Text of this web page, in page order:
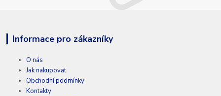
Informace pro zákazníky
O nás
Jak nakupovat
Obchodní podmínky
Kontakty